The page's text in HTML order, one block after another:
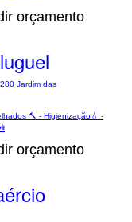
orçamento
Jardim das
🔨 - Higienização💧 -
orçamento